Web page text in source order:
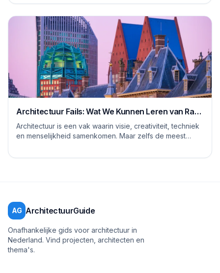
Architectuur Fails: Wat We Kunnen Leren van Rare
Ontwerpen
Architectuur is een vak waarin visie, creativiteit, techniek
en menselijkheid samenkomen. Maar zelfs de meest
AG ArchitectuurGuide
Onafhankelijke gids voor architectuur in
Nederland. Vind projecten, architecten en
thema's.